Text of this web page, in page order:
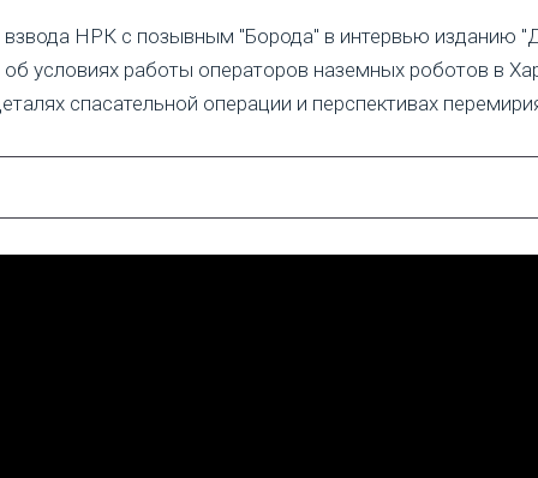
НРК с позывным "Борода" в интервью изданию
об условиях работы операторов наземных роботов в
спасательной операции и перспективах